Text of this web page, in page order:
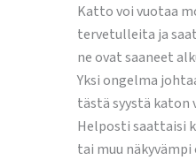
Katto voi vuotaa
tervetulleita ja
ne ovat saaneet
Yksi ongelma
tästä syystä
Helposti saattaisi
tai muu